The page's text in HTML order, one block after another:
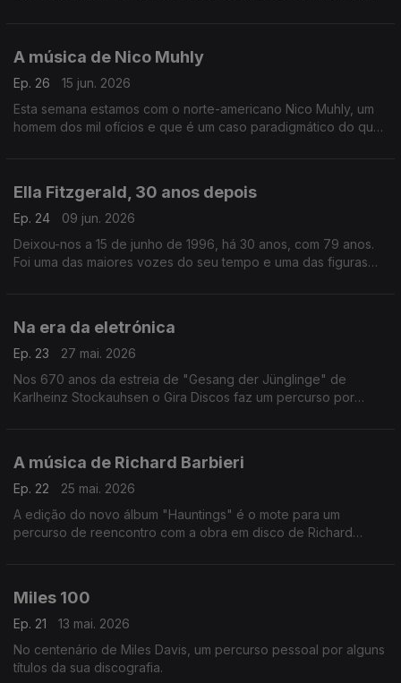
A música de Nico Muhly
Ep. 26
15 jun. 2026
Esta semana estamos com o norte-americano Nico Muhly, um
homem dos mil ofícios e que é um caso paradigmático do que
Ella Fitzgerald, 30 anos depois
Ep. 24
09 jun. 2026
Deixou-nos a 15 de junho de 1996, há 30 anos, com 79 anos.
Foi uma das maiores vozes do seu tempo e uma das figuras
Na era da eletrónica
Ep. 23
27 mai. 2026
Nos 670 anos da estreia de "Gesang der Jünglinge" de
Karlheinz Stockauhsen o Gira Discos faz um percurso por
A música de Richard Barbieri
Ep. 22
25 mai. 2026
A edição do novo álbum "Hauntings" é o mote para um
percurso de reencontro com a obra em disco de Richard
Miles 100
Ep. 21
13 mai. 2026
No centenário de Miles Davis, um percurso pessoal por alguns
títulos da sua discografia.